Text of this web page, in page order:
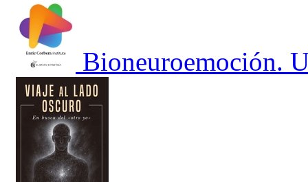
Bioneuroemoción.